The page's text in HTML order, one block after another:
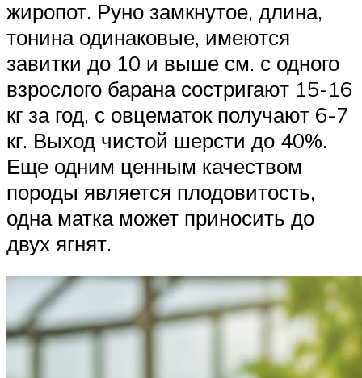
жиропот. Руно замкнутое, длина,
тонина одинаковые, имеются
завитки до 10 и выше см. с одного
взрослого барана состригают 15-16
кг за год, с овцематок получают 6-7
кг. Выход чистой шерсти до 40%.
Еще одним ценным качеством
породы является плодовитость,
одна матка может приносить до
двух ягнят.